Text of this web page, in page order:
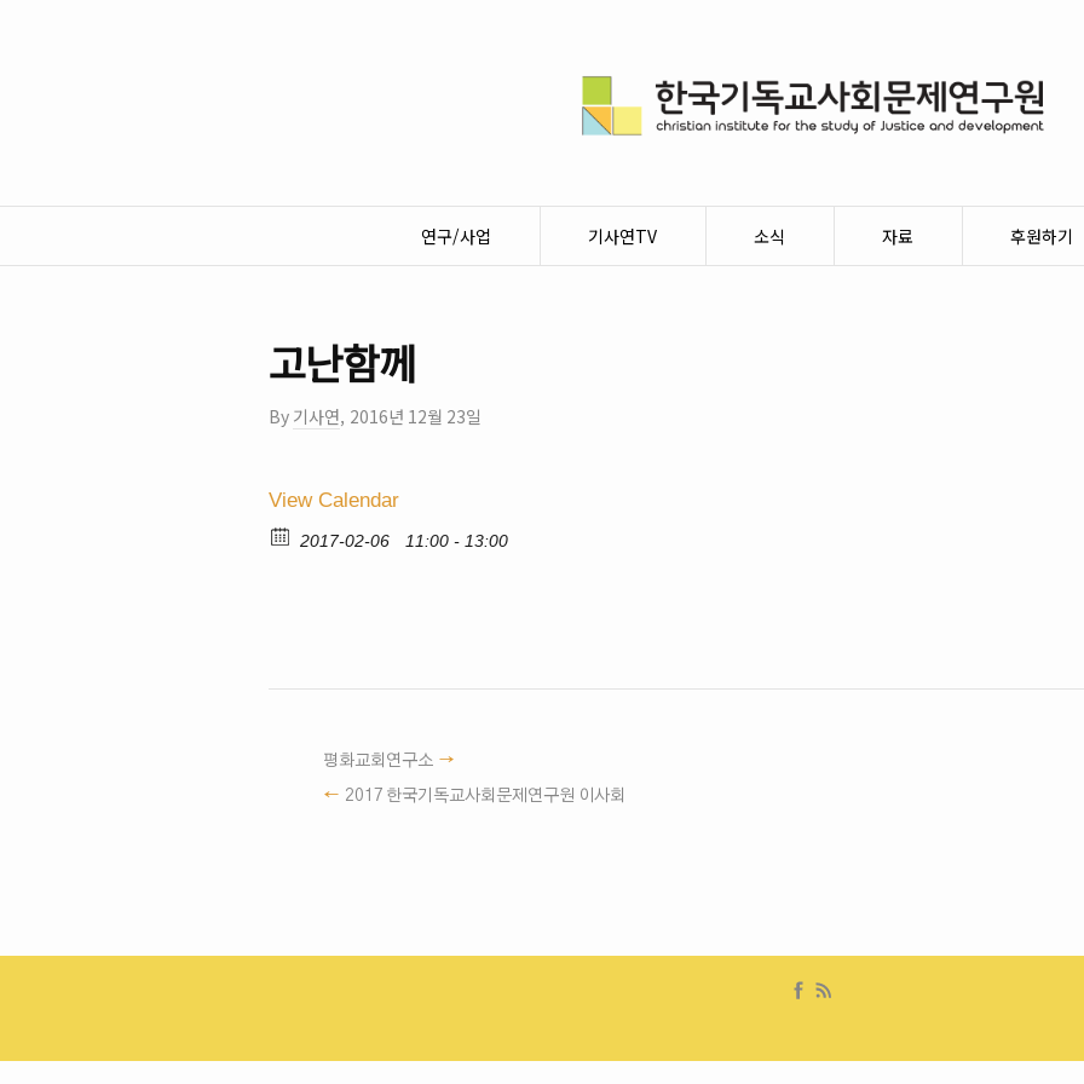
연구/사업 기사연TV 소식 자료 후원하기
고난함께
By 기사연, 2016년 12월 23일
View Calendar
2017-02-06 11:00 - 13:00
평화교회연구소
2017 한국기독교사회문제연구원 이사회